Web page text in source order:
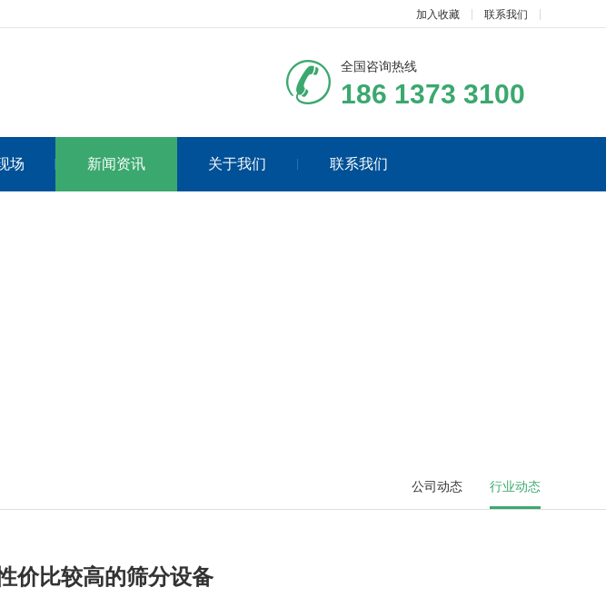
加入收藏 联系我们
全国咨询热线
186 1373 3100
场 新闻资讯 关于我们 联系我们
公司动态 行业动态
价比较高的筛分设备